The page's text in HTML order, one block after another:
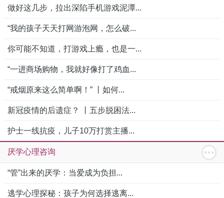
做好这几步，拉出深陷手机游戏泥潭...
“我的孩子天天打网游泡网，怎么破...
你可能不知道，打游戏上瘾，也是一...
“一进商场购物，我就好像打了鸡血...
“戒烟原来这么简单啊！” 丨如何...
新冠疫情的后遗症？ 丨五步脱困法...
护士一线抗疫，儿子10万打赏主播...
厌学心理咨询
“管”出来的厌学：当爱成为负担...
逃学心理探秘：孩子为何选择逃离...